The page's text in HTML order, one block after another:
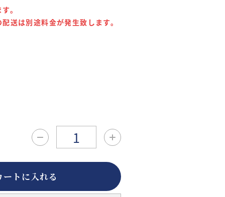
。
送は別途料金が発生致します。